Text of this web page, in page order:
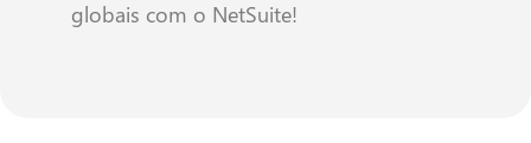
globais com o NetSuite!